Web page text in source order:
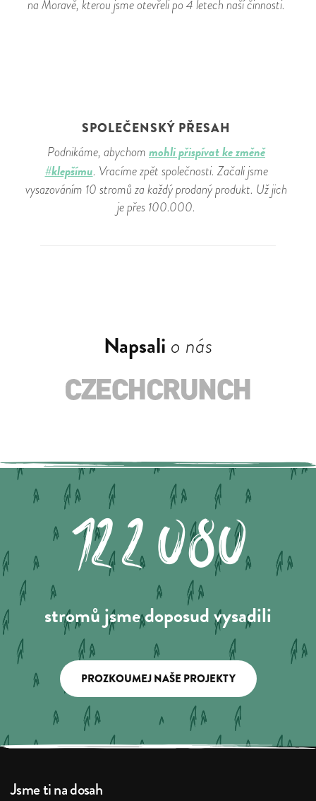
na Moravě, kterou jsme otevřeli po 4 letech naší činnosti.
SPOLEČENSKÝ PŘESAH
Podnikáme, abychom mohli přispívat ke změně
#klepšímu. Vracíme zpět společnosti. Začali jsme
vysazováním 10 stromů za každý prodaný produkt. Už jich
je přes 100.000.
Napsali o nás
122.080
stromů jsme doposud vysadili
PROZKOUMEJ NAŠE PROJEKTY
Jsme ti na dosah